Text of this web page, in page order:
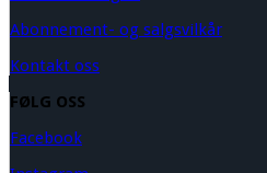
Abonnement- og salgsvilkår
Kontakt oss
FØLG OSS
Facebook